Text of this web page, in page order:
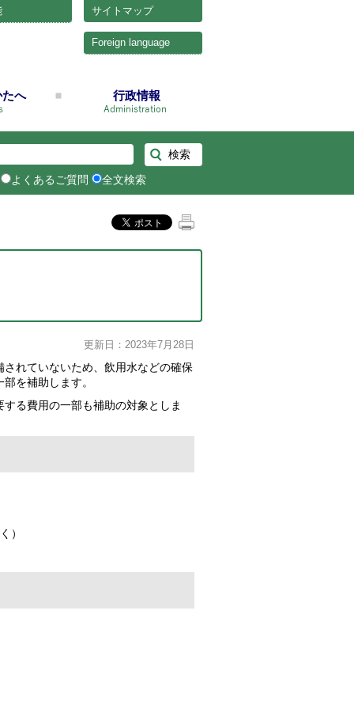
サイトマップ
Foreign language
へ 行政情報
よくあるご質問 全文検索
更新日：2023年7月28日
れていないため、飲用水などの確保
を補助します。
る費用の一部も補助の対象としま
）